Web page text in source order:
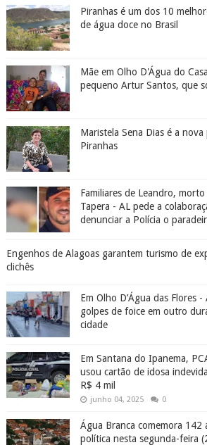
Piranhas é um dos 10
de água doce no Brasil
Mãe em Olho D'Água do
pequeno Artur Santos, que
Maristela Sena Dias é a
Piranhas
Familiares de Leandro,
Tapera - AL pede a
denunciar a Polícia o
Engenhos de Alagoas garantem turismo de
clichês
Em Olho D’Água das Flores
golpes de foice em outro
cidade
Em Santana do Ipanema,
usou cartão de idosa
R$ 4 mil
junho 04, 2025 0
Água Branca comemora 142
política nesta segunda-feira